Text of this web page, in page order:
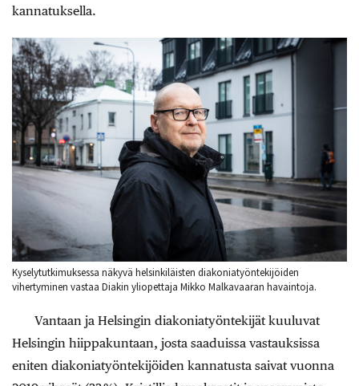
kannatuksella.
Kyselytutkimuksessa näkyvä helsinkiläisten diakoniatyöntekijöiden
vihertyminen vastaa Diakin yliopettaja Mikko Malkavaaran havaintoja.
Vantaan ja Helsingin diakoniatyöntekijät kuuluvat
Helsingin hiippakuntaan, josta saaduissa vastauksissa
eniten diakoniatyöntekijöiden kannatusta saivat vuonna